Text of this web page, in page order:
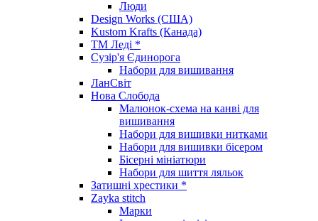
Люди
Design Works (США)
Kustom Krafts (Канада)
ТМ Леді *
Сузір'я Єдинорога
Набори для вишивання
ЛанСвіт
Нова Слобода
Малюнок-схема на канві для
вишивання
Набори для вишивки нитками
Набори для вишивки бісером
Бісерні мініатюри
Набори для шиття ляльок
Затишні хрестики *
Zayka stitch
Марки